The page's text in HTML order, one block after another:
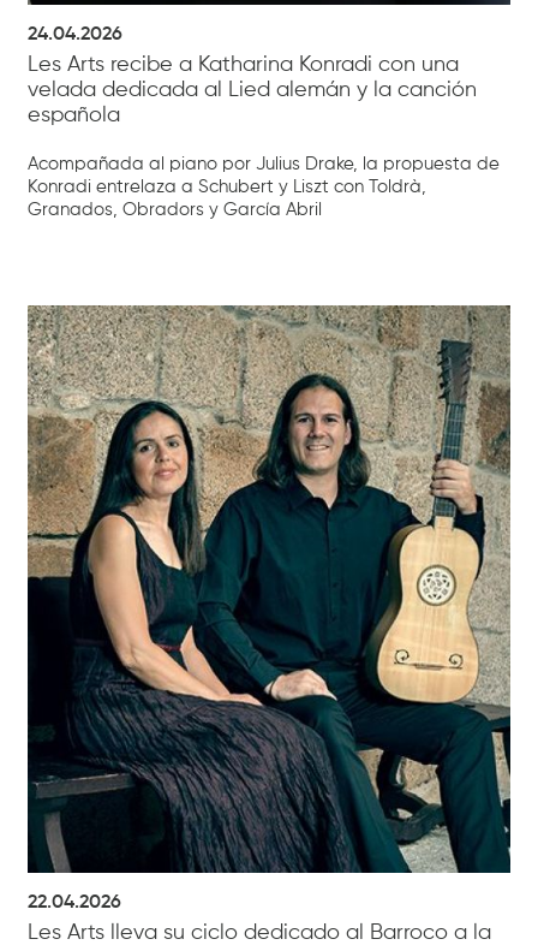
24.04.2026
Les Arts recibe a Katharina Konradi con una
velada dedicada al Lied alemán y la canción
española
Acompañada al piano por Julius Drake, la propuesta de
Konradi entrelaza a Schubert y Liszt con Toldrà,
Granados, Obradors y García Abril
22.04.2026
Les Arts lleva su ciclo dedicado al Barroco a la